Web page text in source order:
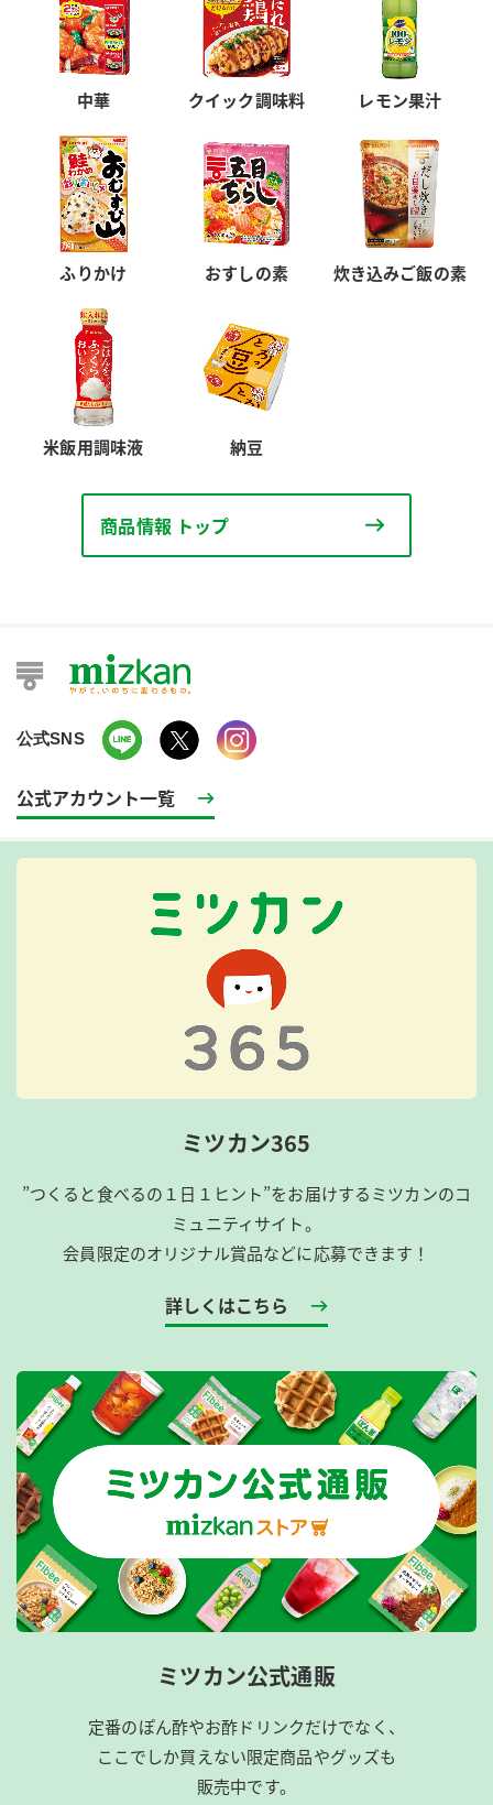
中華 クイック調味料 レモン果汁
ふりかけ おすしの素 炊き込みご飯の素
米飯用調味液 納豆
商品情報 トップ
公式SNS
公式アカウント一覧
ミツカン365
”つくると食べるの１日１ヒント”をお届けするミツカンのコ
ミュニティサイト。
会員限定のオリジナル賞品などに応募できます！
詳しくはこちら
ミツカン公式通販
定番のぽん酢やお酢ドリンクだけでなく、
ここでしか買えない限定商品やグッズも
販売中です。